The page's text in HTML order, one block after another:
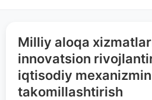
Milliy aloqa
innovatsion
iqtisodiy
takomillashtirish